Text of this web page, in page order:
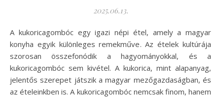
2025.06.13.
A kukoricagombóc egy igazi népi étel, amely a magyar
konyha egyik különleges remekműve. Az ételek kultúrája
szorosan összefonódik a hagyományokkal, és a
kukoricagombóc sem kivétel. A kukorica, mint alapanyag,
jelentős szerepet játszik a magyar mezőgazdaságban, és
az ételeinkben is. A kukoricagombóc nemcsak finom, hanem